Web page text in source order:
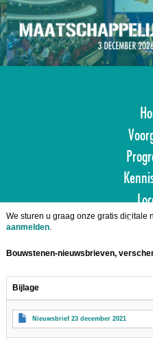
Overslaan
en
naar
de
inhoud
gaan
We sturen u graag onze gratis digitale
aanmelden.
Bouwstenen-nieuwsbrieven,
Bijlage
Nieuwsbrief 23 december 2021